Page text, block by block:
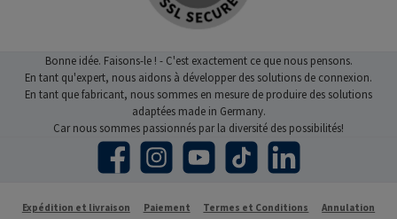
Bonne idée. Faisons-le ! - C'est exactement ce que nous pensons.
En tant qu'expert, nous aidons à développer des solutions de connexion.
En tant que fabricant, nous sommes en mesure de produire des solutions
adaptées made in Germany.
Car nous sommes passionnés par la diversité des possibilités!
Facebook Instagram YouTube TikTok LinkedIn
Expédition et livraison Paiement Termes et Conditions Annulation